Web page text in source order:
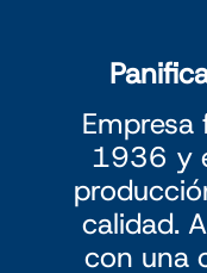
1936 y
calidad.
con una